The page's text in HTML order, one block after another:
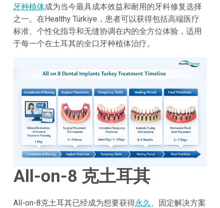
牙种植体成为当今最具成本效益和耐用的牙科修复选择
之一。在Healthy Türkiye，患者可以获得包括高端医疗
标准、个性化指导和无缝协调在内的全方位体验，适用
于每一个在土耳其的全口牙种植体治疗。
All-on-8 克土耳其
All-on-8克土耳其已经成为想要获得永久
、固定解决方案